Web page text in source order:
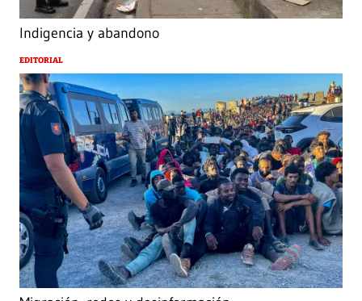
Indigencia y abandono
EDITORIAL